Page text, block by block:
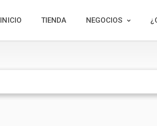
INICIO TIENDA NEGOCIOS